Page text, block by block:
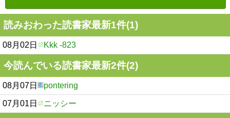
読みおわった読書家最新1件(1)
08月02日 Kkk -823
今読んでいる読書家最新2件(2)
08月07日 pontering
07月01日 ニッシー